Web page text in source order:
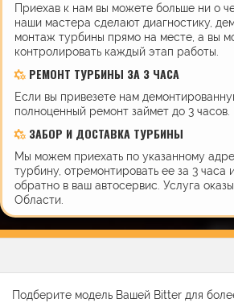
Приехав к нам вы можете больше ни о
наши мастера сделают диагностику,
монтаж турбины прямо на месте, а вы
контролировать каждый этап работы.
РЕМОНТ ТУРБИНЫ ЗА 3 ЧАСА
Если вы привезете нам
полноценный ремонт займет до 3 часов.
ЗАБОР И ДОСТАВКА ТУРБИНЫ
Мы можем приехать по указанному
турбину, отремонтировать ее за 3 часа
обратно в ваш автосервис. Услуга
Области.
Подберите модель Вашей Bitter для